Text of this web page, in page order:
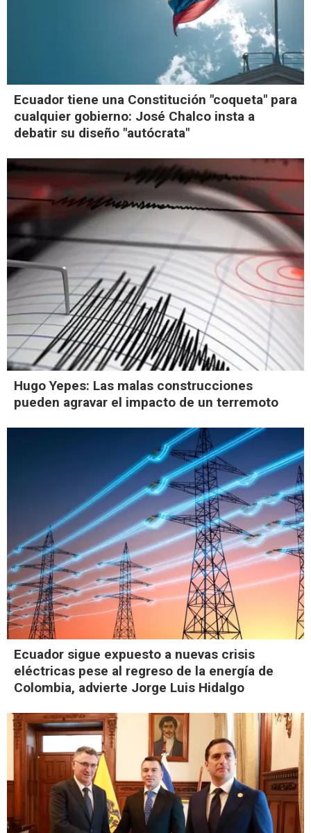
Ecuador tiene una Constitución "coqueta" para
cualquier gobierno: José Chalco insta a
debatir su diseño "autócrata"
Hugo Yepes: Las malas construcciones
pueden agravar el impacto de un terremoto
Ecuador sigue expuesto a nuevas crisis
eléctricas pese al regreso de la energía de
Colombia, advierte Jorge Luis Hidalgo